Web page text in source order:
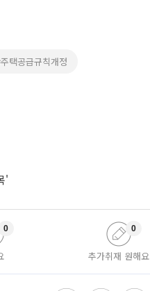
택공급규칙개정
'
0
추가취재 원해요
0